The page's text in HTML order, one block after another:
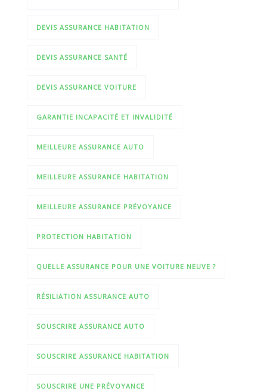
DEVIS ASSURANCE HABITATION
DEVIS ASSURANCE SANTÉ
DEVIS ASSURANCE VOITURE
GARANTIE INCAPACITÉ ET INVALIDITÉ
MEILLEURE ASSURANCE AUTO
MEILLEURE ASSURANCE HABITATION
MEILLEURE ASSURANCE PRÉVOYANCE
PROTECTION HABITATION
QUELLE ASSURANCE POUR UNE VOITURE NEUVE ?
RÉSILIATION ASSURANCE AUTO
SOUSCRIRE ASSURANCE AUTO
SOUSCRIRE ASSURANCE HABITATION
SOUSCRIRE UNE PRÉVOYANCE